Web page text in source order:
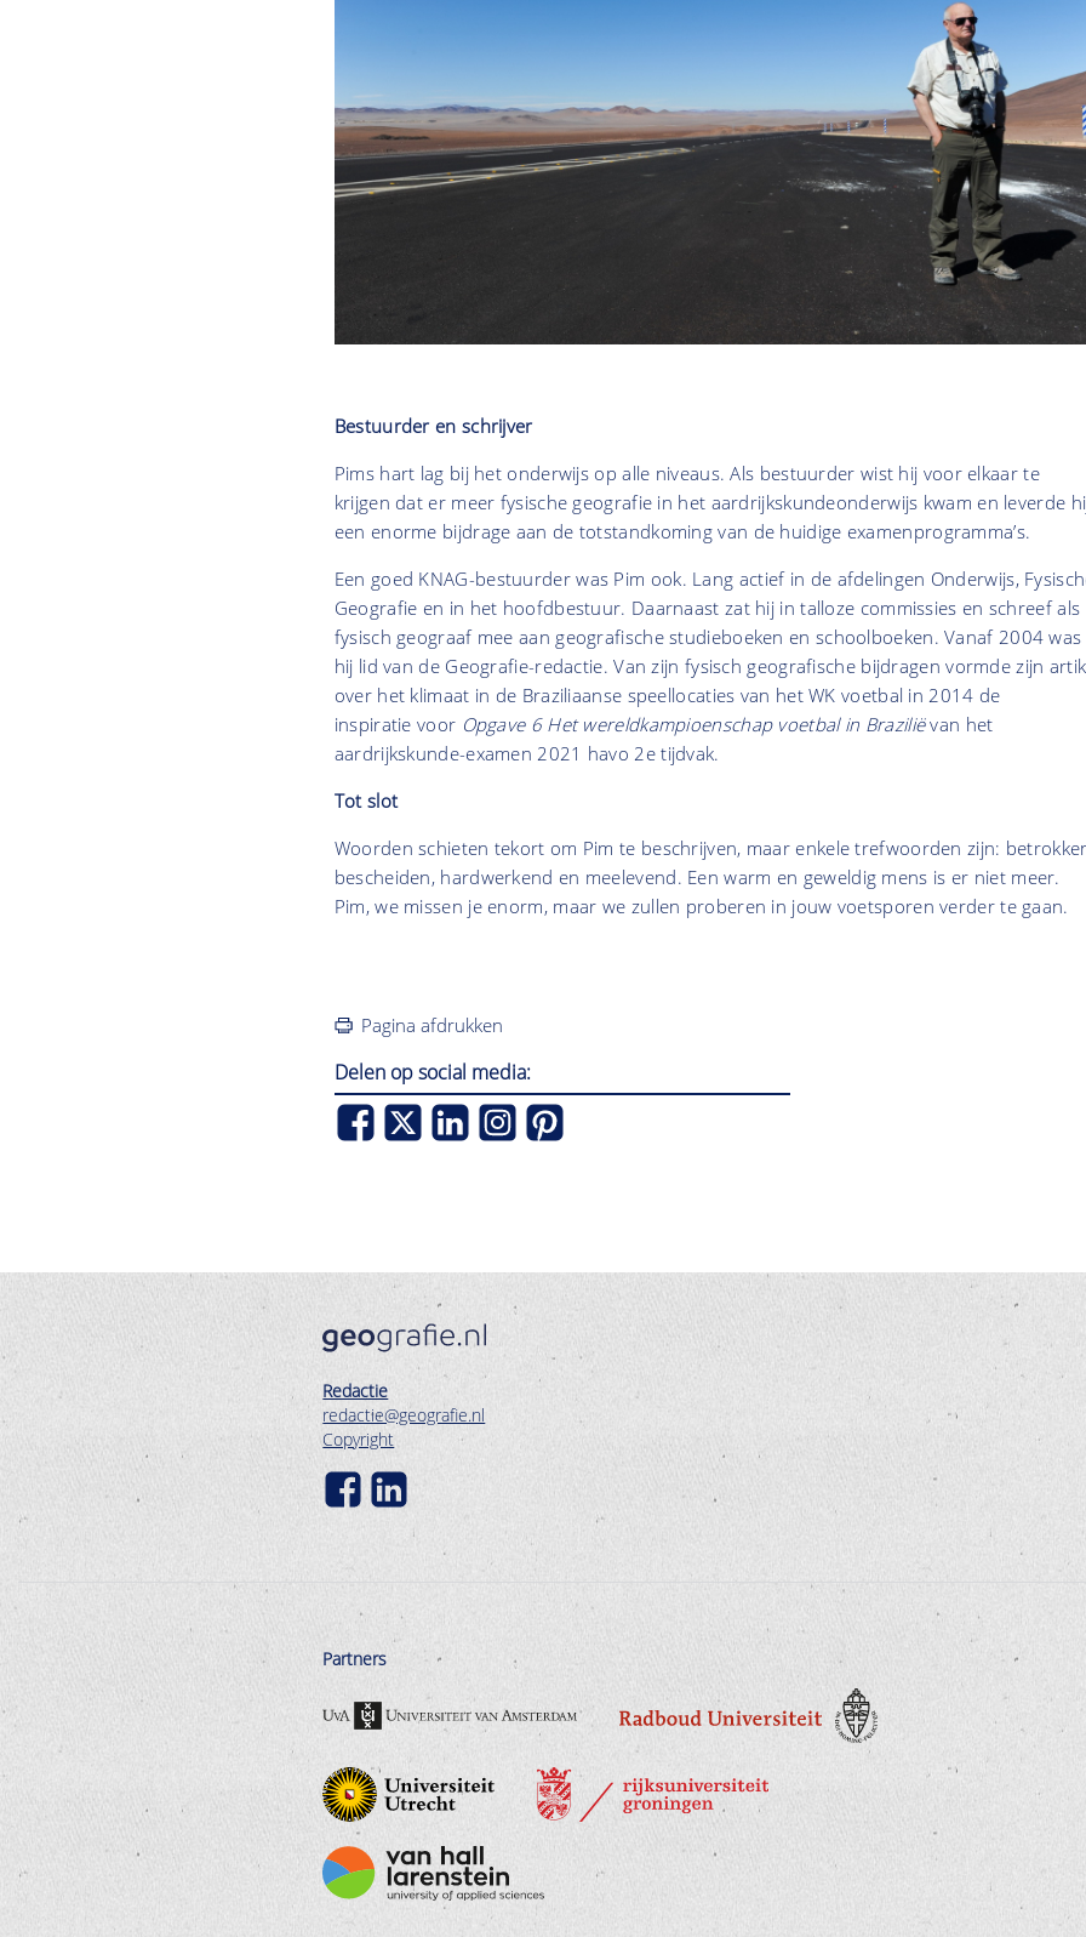
Bestuurder en schrijver
Pims hart lag bij het onderwijs op alle niveaus. Als bestuurder wist hij voor elkaar te
krijgen dat er meer fysische geografie in het aardrijkskundeonderwijs kwam en leverde
een enorme bijdrage aan de totstandkoming van de huidige examenprogramma’s.
Een goed KNAG-bestuurder was Pim ook. Lang actief in de afdelingen Onderwijs,
Geografie en in het hoofdbestuur. Daarnaast zat hij in talloze commissies en schreef als
fysisch geograaf mee aan geografische studieboeken en schoolboeken. Vanaf 2004 was
hij lid van de Geografie-redactie. Van zijn fysisch geografische bijdragen vormde zijn
over het klimaat in de Braziliaanse speellocaties van het WK voetbal in 2014 de
inspiratie voor Opgave 6 Het wereldkampioenschap voetbal in Brazilië van het
aardrijkskunde-examen 2021 havo 2e tijdvak.
Tot slot
Woorden schieten tekort om Pim te beschrijven, maar enkele trefwoorden zijn:
bescheiden, hardwerkend en meelevend. Een warm en geweldig mens is er niet meer.
Pim, we missen je enorm, maar we zullen proberen in jouw voetsporen verder te gaan.
Pagina afdrukken
Delen op social media:
Redactie
redactie@geografie.nl
Copyright
Partners